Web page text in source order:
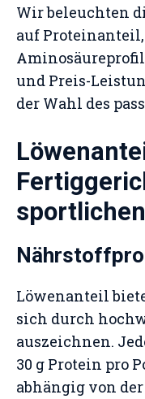
Wir beleuchten
auf
und Preis-
der Wahl des
Löwenanteil
sich durch
auszeichnen.
30 g Protein pro
abhängig von